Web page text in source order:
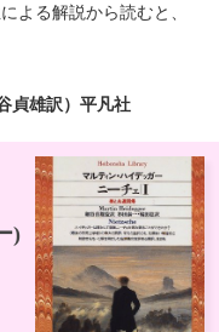
よる解説から読むと、
貞雄訳）平凡社